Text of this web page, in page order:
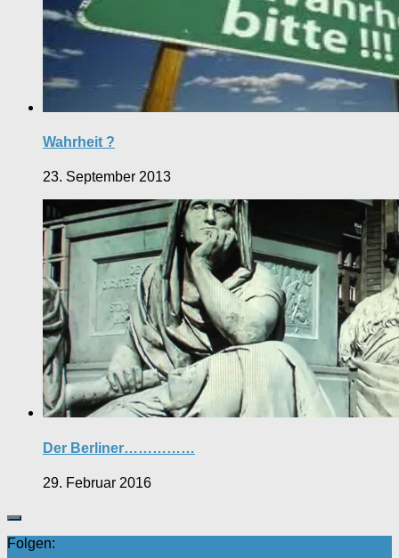
Wahrheit ?
23. September 2013
Der Berliner……………
29. Februar 2016
Folgen: